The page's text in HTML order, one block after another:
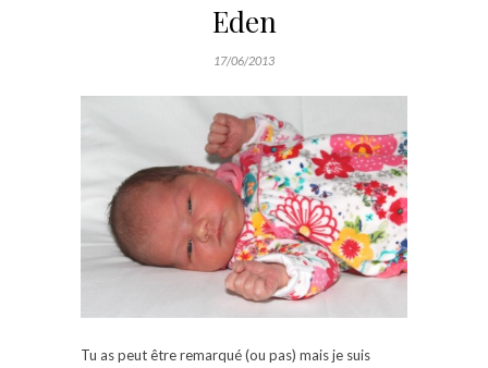
Eden
17/06/2013
Tu as peut être remarqué (ou pas) mais je suis